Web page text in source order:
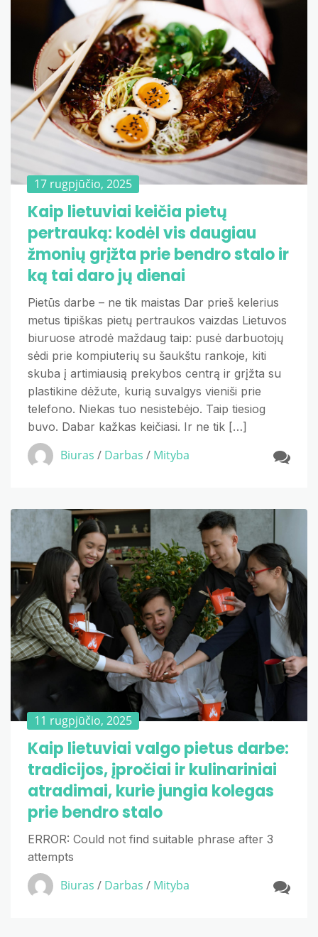
17 rugpjūčio, 2025
Kaip lietuviai keičia pietų
pertrauką: kodėl vis daugiau
žmonių grįžta prie bendro stalo ir
ką tai daro jų dienai
Pietūs darbe – ne tik maistas Dar prieš kelerius
metus tipiškas pietų pertraukos vaizdas Lietuvos
biuruose atrodė maždaug taip: pusė darbuotojų
sėdi prie kompiuterių su šaukštu rankoje, kiti
skuba į artimiausią prekybos centrą ir grįžta su
plastikine dėžute, kurią suvalgys vieniši prie
telefono. Niekas tuo nesistebėjo. Taip tiesiog
buvo. Dabar kažkas keičiasi. Ir ne tik […]
Biuras / Darbas / Mityba
11 rugpjūčio, 2025
Kaip lietuviai valgo pietus darbe:
tradicijos, įpročiai ir kulinariniai
atradimai, kurie jungia kolegas
prie bendro stalo
ERROR: Could not find suitable phrase after 3
attempts
Biuras / Darbas / Mityba